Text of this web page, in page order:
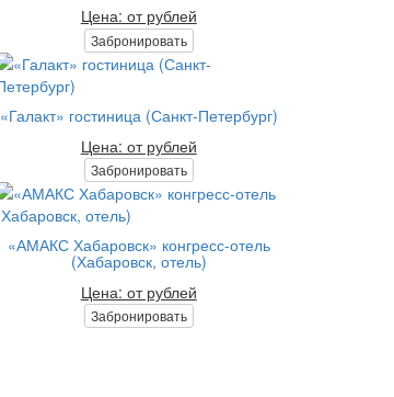
Цена: от рублей
Забронировать
«Галакт» гостиница (Санкт-Петербург)
Цена: от рублей
Забронировать
«АМАКС Хабаровск» конгресс-отель
(Хабаровск, отель)
Цена: от рублей
Забронировать